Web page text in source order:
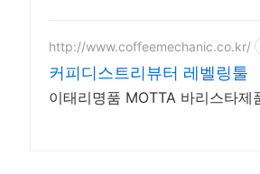
http://www.coffeemechanic.co.kr/
커피디스트리뷰터 레벨링툴
이태리명품 MOTTA